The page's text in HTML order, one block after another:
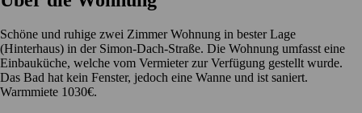
Schöne und ruhige zwei Zimmer Wohnung in bester Lage
(Hinterhaus) in der Simon-Dach-Straße. Die Wohnung umfasst eine
Einbauküche, welche vom Vermieter zur Verfügung gestellt wurde.
Das Bad hat kein Fenster, jedoch eine Wanne und ist saniert.
Warmmiete 1030€.